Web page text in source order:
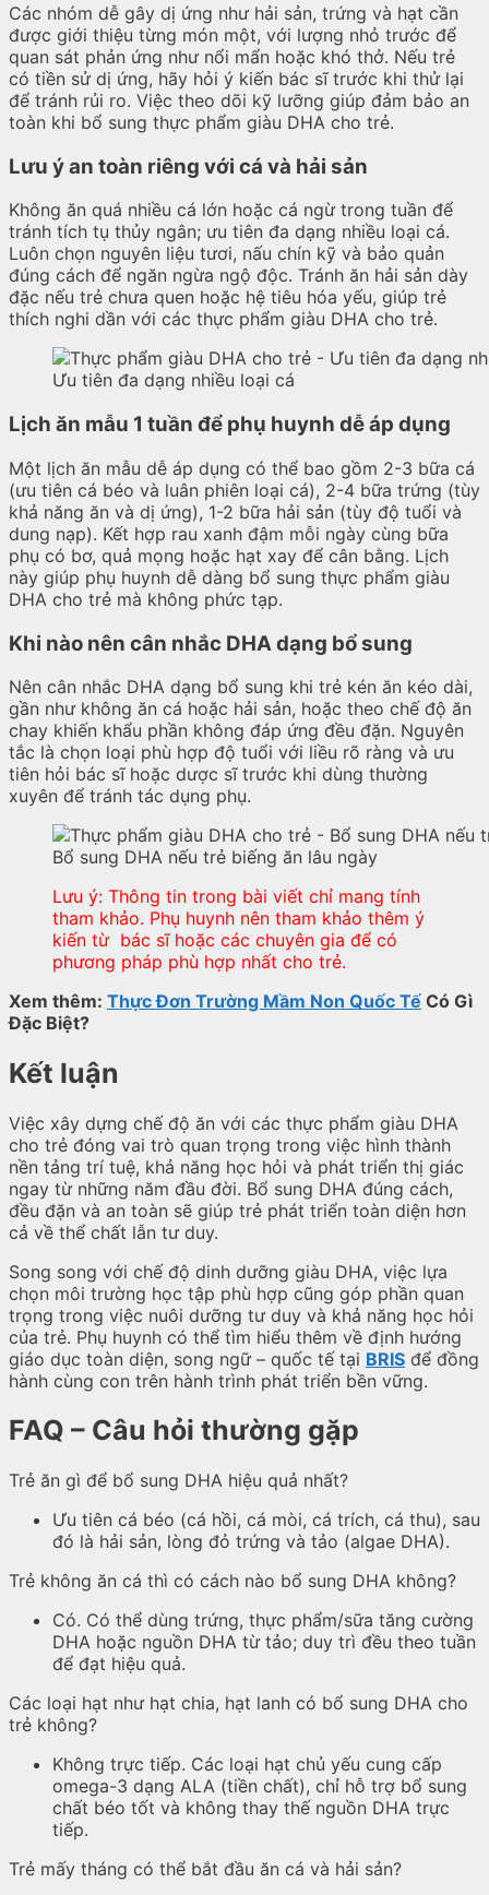
Các nhóm dễ gây dị ứng như hải sản, trứng và hạt cần
được giới thiệu từng món một, với lượng nhỏ trước để
quan sát phản ứng như nổi mẩn hoặc khó thở. Nếu trẻ
có tiền sử dị ứng, hãy hỏi ý kiến bác sĩ trước khi thử lại
để tránh rủi ro. Việc theo dõi kỹ lưỡng giúp đảm bảo an
toàn khi bổ sung thực phẩm giàu DHA cho trẻ.
Lưu ý an toàn riêng với cá và hải sản
Không ăn quá nhiều cá lớn hoặc cá ngừ trong tuần để
tránh tích tụ thủy ngân; ưu tiên đa dạng nhiều loại cá.
Luôn chọn nguyên liệu tươi, nấu chín kỹ và bảo quản
đúng cách để ngăn ngừa ngộ độc. Tránh ăn hải sản dày
đặc nếu trẻ chưa quen hoặc hệ tiêu hóa yếu, giúp trẻ
thích nghi dần với các thực phẩm giàu DHA cho trẻ.
Ưu tiên đa dạng nhiều loại cá
Lịch ăn mẫu 1 tuần để phụ huynh dễ áp dụng
Một lịch ăn mẫu dễ áp dụng có thể bao gồm 2-3 bữa cá
(ưu tiên cá béo và luân phiên loại cá), 2-4 bữa trứng (tùy
khả năng ăn và dị ứng), 1-2 bữa hải sản (tùy độ tuổi và
dung nạp). Kết hợp rau xanh đậm mỗi ngày cùng bữa
phụ có bơ, quả mọng hoặc hạt xay để cân bằng. Lịch
này giúp phụ huynh dễ dàng bổ sung thực phẩm giàu
DHA cho trẻ mà không phức tạp.
Khi nào nên cân nhắc DHA dạng bổ sung
Nên cân nhắc DHA dạng bổ sung khi trẻ kén ăn kéo dài,
gần như không ăn cá hoặc hải sản, hoặc theo chế độ ăn
chay khiến khẩu phần không đáp ứng đều đặn. Nguyên
tắc là chọn loại phù hợp độ tuổi với liều rõ ràng và ưu
tiên hỏi bác sĩ hoặc dược sĩ trước khi dùng thường
xuyên để tránh tác dụng phụ.
Bổ sung DHA nếu trẻ biếng ăn lâu ngày
Lưu ý: Thông tin trong bài viết chỉ mang tính
tham khảo. Phụ huynh nên tham khảo thêm ý
kiến từ bác sĩ hoặc các chuyên gia để có
phương pháp phù hợp nhất cho trẻ.
Xem thêm: Thực Đơn Trường Mầm Non Quốc Tế Có Gì
Đặc Biệt?
Kết luận
Việc xây dựng chế độ ăn với các thực phẩm giàu DHA
cho trẻ đóng vai trò quan trọng trong việc hình thành
nền tảng trí tuệ, khả năng học hỏi và phát triển thị giác
ngay từ những năm đầu đời. Bổ sung DHA đúng cách,
đều đặn và an toàn sẽ giúp trẻ phát triển toàn diện hơn
cả về thể chất lẫn tư duy.
Song song với chế độ dinh dưỡng giàu DHA, việc lựa
chọn môi trường học tập phù hợp cũng góp phần quan
trọng trong việc nuôi dưỡng tư duy và khả năng học hỏi
của trẻ. Phụ huynh có thể tìm hiểu thêm về định hướng
giáo dục toàn diện, song ngữ – quốc tế tại BRIS để đồng
hành cùng con trên hành trình phát triển bền vững.
FAQ – Câu hỏi thường gặp
Trẻ ăn gì để bổ sung DHA hiệu quả nhất?
Ưu tiên cá béo (cá hồi, cá mòi, cá trích, cá thu), sau
đó là hải sản, lòng đỏ trứng và tảo (algae DHA).
Trẻ không ăn cá thì có cách nào bổ sung DHA không?
Có. Có thể dùng trứng, thực phẩm/sữa tăng cường
DHA hoặc nguồn DHA từ tảo; duy trì đều theo tuần
để đạt hiệu quả.
Các loại hạt như hạt chia, hạt lanh có bổ sung DHA cho
trẻ không?
Không trực tiếp. Các loại hạt chủ yếu cung cấp
omega-3 dạng ALA (tiền chất), chỉ hỗ trợ bổ sung
chất béo tốt và không thay thế nguồn DHA trực
tiếp.
Trẻ mấy tháng có thể bắt đầu ăn cá và hải sản?